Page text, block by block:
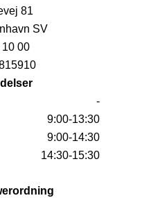
81
SV
00
-
9:00-13:30
9:00-14:30
14:30-15:30